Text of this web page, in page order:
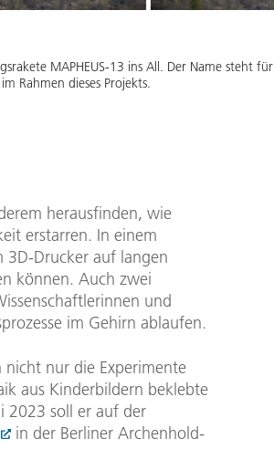
MAPHEUS-13 ins All. Der Name steht für
Rahmen dieses Projekts.
herausfinden, wie
erstarren. In einem
3D-Drucker auf langen
können. Auch zwei
und
im Gehirn ablaufen.
nicht nur die Experimente
aus Kinderbildern beklebte
2023 soll er auf der
in der Berliner Archenhold-